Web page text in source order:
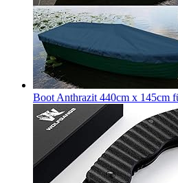
Boot Anthrazit 440cm x 145cm